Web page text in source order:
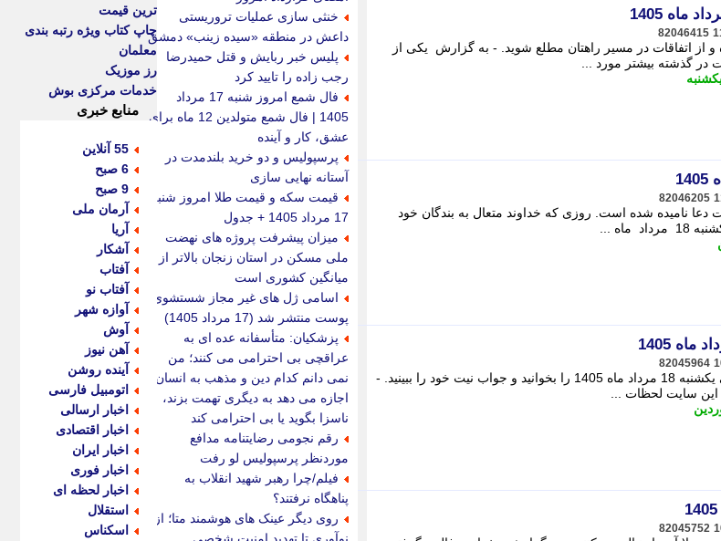
82046415
مرداد ماه 1405 را مطالعه کرده و از اتفاقات در مسیر راهتان مطلع شوید. - به گزارش یکی از
گذشته بیشتر مورد ...
82046205
یاری و استجابت دعا نامیده شده است. روزی که خداوند متعال به بندگان خود
...
82045964
آیا می خواهید بدانید امروز چه پیش می آید؟ فال شیخ بهایی یکشنبه 18 مرداد ماه 1405 را بخوانید و جواب نیت خود را ببینید. -
این سایت لحظات ...
82045752
خنثی سازی عملیات تروریستی
داعش در منطقه «سیده زینب» دمشق
پلیس خبر ربایش و قتل حمیدرضا
رجب زاده را تایید کرد
فال شمع امروز شنبه 17 مرداد
1405 | فال شمع متولدین 12 ماه برای
عشق، کار و آینده
پرسپولیس و دو خرید بلندمدت در
آستانه نهایی سازی
قیمت سکه و قیمت طلا امروز شنبه
17 مرداد 1405 + جدول
میزان پیشرفت پروژه های نهضت
ملی مسکن در استان زنجان بالاتر از
میانگین کشوری است
اسامی ژل های غیر مجاز شستشوی
پوست منتشر شد (17 مرداد 1405)
پزشکیان: متأسفانه عده ای به
عراقچی بی احترامی می کنند؛ من
نمی دانم کدام دین و مذهب به انسان
اجازه می دهد به دیگری تهمت بزند،
ناسزا بگوید یا بی احترامی کند
رقم نجومی رضایتنامه مدافع
موردنظر پرسپولیس لو رفت
فیلم/چرا رهبر شهید انقلاب به
پناهگاه نرفتند؟
روی دیگر عینک های هوشمند متا؛ از
ترین قیمت
چاپ کتاب ویژه رتبه بندی
معلمان
رز موزیک
خدمات مرکزی بوش
منابع خبری
55 آنلاین
6 صبح
9 صبح
آرمان ملی
آریا
آشکار
آفتاب
آفتاب نو
آوازه شهر
آوش
آهن نیوز
آینده روشن
اتومبیل فارسی
اخبار ارسالی
اخبار اقتصادی
اخبار ایران
اخبار فوری
اخبار لحظه ای
استقلال
اسکناس